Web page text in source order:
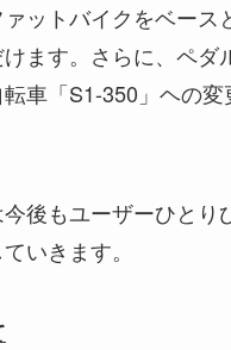
ットバイクをベー
ます。さらに、ペ
車「S1-350」ヘの
後もユーザーひと
いきます。